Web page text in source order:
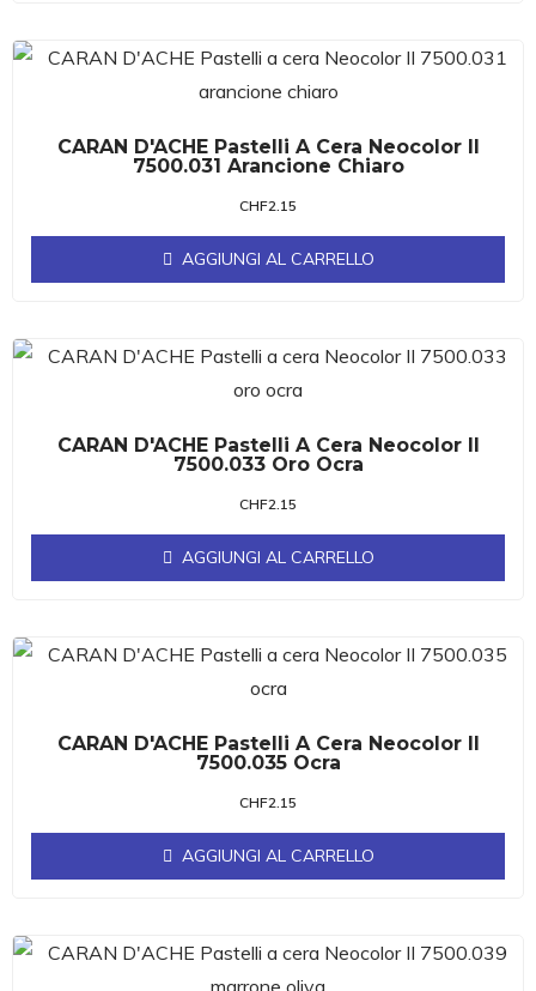
CARAN D'ACHE Pastelli A Cera Neocolor II
7500.031 Arancione Chiaro
CHF2.15
AGGIUNGI AL CARRELLO
CARAN D'ACHE Pastelli A Cera Neocolor II
7500.033 Oro Ocra
CHF2.15
AGGIUNGI AL CARRELLO
CARAN D'ACHE Pastelli A Cera Neocolor II
7500.035 Ocra
CHF2.15
AGGIUNGI AL CARRELLO